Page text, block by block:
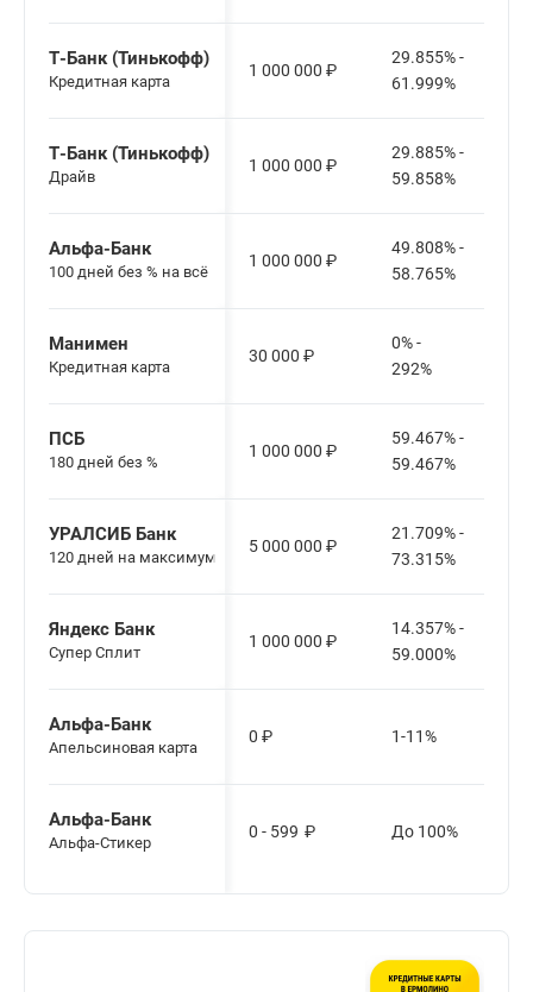
Т-Банк (Тинькофф)
Кредитная карта
1 000 000 ₽
29.855% -
61.999%
Т-Банк (Тинькофф)
Драйв
1 000 000 ₽
29.885% -
59.858%
Альфа-Банк
100 дней без % на всё
1 000 000 ₽
49.808% -
58.765%
Манимен
Кредитная карта
30 000 ₽
0% -
292%
ПСБ
180 дней без %
1 000 000 ₽
59.467% -
59.467%
УРАЛСИБ Банк
120 дней на максимум
5 000 000 ₽
21.709% -
73.315%
Яндекс Банк
Cупер Сплит
1 000 000 ₽
14.357% -
59.000%
Альфа-Банк
Апельсиновая карта
0 ₽ 1-11%
Альфа-Банк
Альфа-Стикер
0 - 599 ₽ До 100%